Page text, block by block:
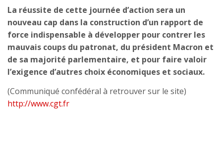
La réussite de cette journée d’action sera un
nouveau cap dans la construction d’un rapport de
force indispensable à développer pour contrer les
mauvais coups du patronat, du président Macron et
de sa majorité parlementaire, et pour faire valoir
l’exigence d’autres choix économiques et sociaux.
(Communiqué confédéral à retrouver sur le site)
http://www.cgt.fr